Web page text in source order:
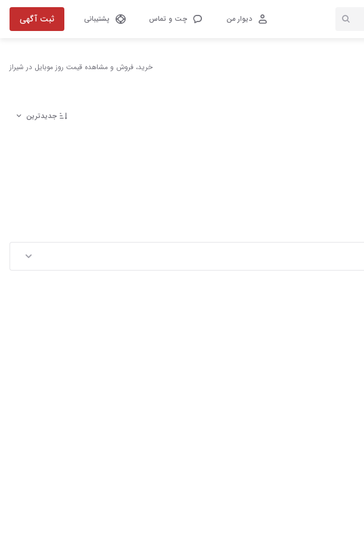
دیوار من چت و تماس پشتیبانی ثبت آگهی
خرید، فروش و مشاهده قیمت روز موبایل در شیراز
جدیدترین